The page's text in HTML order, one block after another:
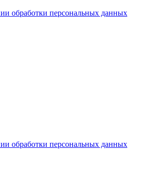
обработки персональных данных
обработки персональных данных